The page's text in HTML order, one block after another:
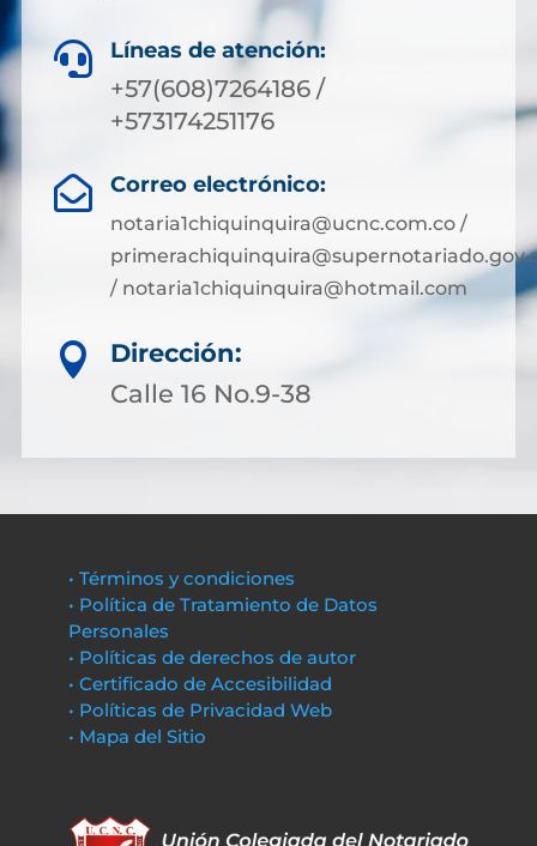
 Líneas de atención:
+57(608)7264186 /
+573174251176
 Correo electrónico:
notaria1chiquinquira@ucnc.com.co /
/ notaria1chiquinquira@hotmail.com

Dirección:
Calle 16 No.9-38
• Términos y condiciones
• Política de Tratamiento de Datos
Personales
• Políticas de derechos de autor
• Certificado de Accesibilidad
• Políticas de Privacidad Web
• Mapa del Sitio